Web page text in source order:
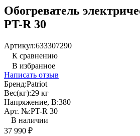
Обогреватель
PT-R 30
Артикул:633307290
К сравнению
В избранное
Написать отзыв
Бренд:Patriot
Вес(кг):29 кг
Напряжение, В:380
Арт. №:PT-R 30
В наличии
37 990 ₽